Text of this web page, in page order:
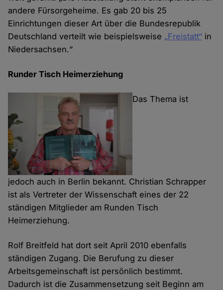
andere Fürsorgeheime. Es gab 20 bis 25
Einrichtungen dieser Art über die Bundesrepublik
Deutschland verteilt wie beispielsweise „Freistatt“ in
Niedersachsen.“
Runder Tisch Heimerziehung
Das Thema ist
jedoch auch in Berlin bekannt. Christian Schrapper
ist als Vertreter der Wissenschaft eines der 22
ständigen Mitglieder am Runden Tisch
Heimerziehung.
Rolf Breitfeld hat dort seit April 2010 ebenfalls
ständigen Zugang. Die Berufung zu dieser
Arbeitsgemeinschaft ist persönlich bestimmt.
Dadurch ist die Zusammensetzung seit Beginn am